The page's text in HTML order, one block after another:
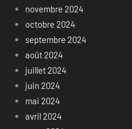
novembre 2024
octobre 2024
septembre 2024
août 2024
juillet 2024
juin 2024
mai 2024
avril 2024